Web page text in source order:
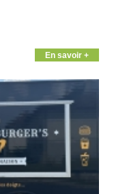
En savoir +